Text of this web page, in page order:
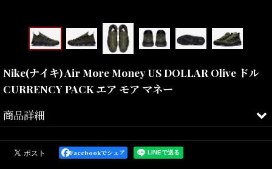
Nike(ナイキ) Air More Money US DOLLAR Olive ドル
CURRENCY PACK エア モア マネー
商品詳細
"AIR MONEY"と"AIR MORE UPTEMPO"の2モデルを融合させたハイ
ブリッドモデル"AIR MORE MONEY(エアモア マネー)"より、
Facebookでシェア